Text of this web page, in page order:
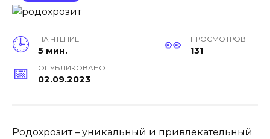
НА ЧТЕНИЕ
5 мин.
ПРОСМОТРОВ
131
ОПУБЛИКОВАНО
02.09.2023
Родохрозит – уникальный и привлекательный